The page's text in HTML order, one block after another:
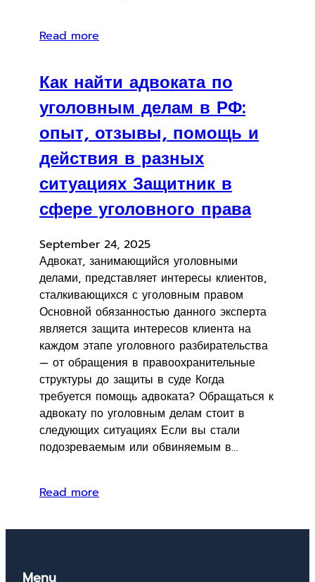
Read more
Как найти адвоката по
уголовным делам в РФ:
опыт, отзывы, помощь и
действия в разных
ситуациях Защитник в
сфере уголовного права
September 24, 2025
Адвокат, занимающийся уголовными
делами, представляет интересы клиентов,
сталкивающихся с уголовным правом
Основной обязанностью данного эксперта
является защита интересов клиента на
каждом этапе уголовного разбирательства
— от обращения в правоохранительные
структуры до защиты в суде Когда
требуется помощь адвоката? Обращаться к
адвокату по уголовным делам стоит в
следующих ситуациях Если вы стали
подозреваемым или обвиняемым в…
Read more
Menu